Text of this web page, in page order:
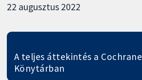
22 augusztus 2022
A teljes áttekintés a Cochrane
Könytárban